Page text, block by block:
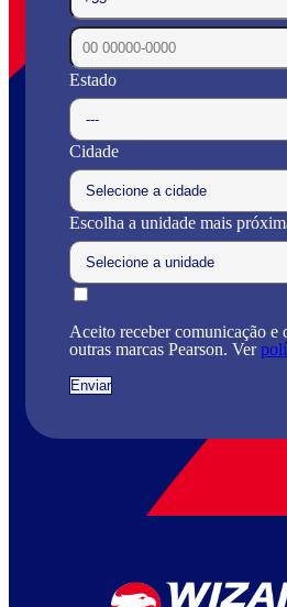
Estado
Cidade
Escolha a unidade mais
Aceito receber comunicação e
outras marcas Pearson. Ver